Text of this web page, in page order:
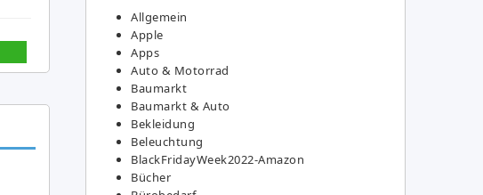
Allgemein
Apple
Apps
Auto & Motorrad
Baumarkt
Baumarkt & Auto
Bekleidung
Beleuchtung
BlackFridayWeek2022-Amazon
Bücher